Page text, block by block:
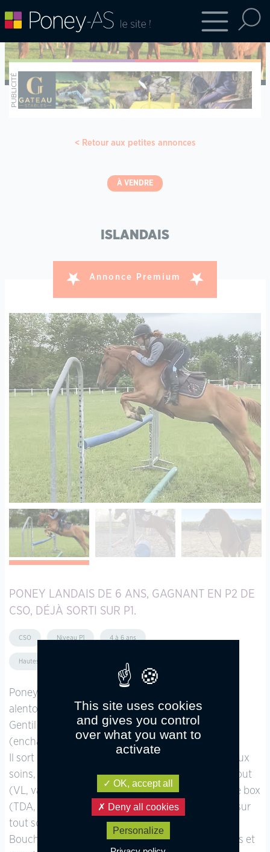
Retour aux petites annonces
À VENDRE
ISLANDAIS
Annonce Premium
PONEY LANDAIS DE 6 ANS, GAGNANT EN P2 DE
CSO, DÉJÀ SORTI SUR P1.
CSO Niveau P1 4 à 6 ans
Hautes-Pyrénées (Occitanie)
Poney Landais de 6 ans (né en 2018), toise aux
alentours de 1,48 m.
Gentil poney de sport, gagnant P2 déjà sorti sur P1
(enchaîne 1m à la maison).
Il sort en balade seul ou accompagné, très gentil aux
soins, à jour ostéo et vermifuge. Embarque dans tout
(VL, van, camion). Vie h24 dehors, mais accepte le box
(TDA, maladie). Il est et a toujours était pieds nus sur
tout sol.
Bouche sensible (monte avec beaucoup de jambes et
This site uses cookies
and gives you control
over what you want to
activate
OK, accept all
Deny all cookies
Personalize